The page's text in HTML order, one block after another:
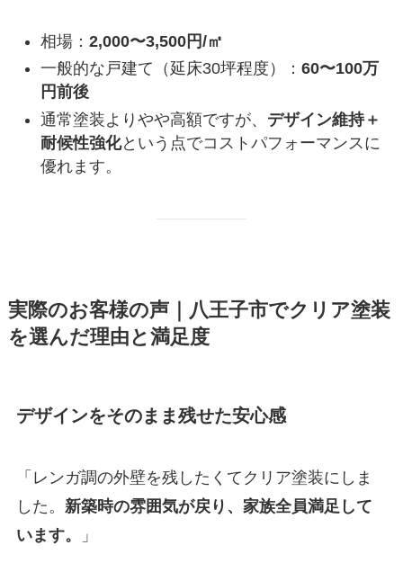
相場： 2,000〜3,500円/㎡
一般的な戸建て（延床30坪程度）： 60〜100万
円前後
通常塗装よりやや高額ですが、 デザイン維持＋
耐候性強化という点でコストパフォーマンスに
優れます。
実際のお客様の声｜八王子市でクリア塗装
を選んだ理由と満足度
デザインをそのまま残せた安心感
「レンガ調の外壁を残したくてクリア塗装にしま
した。 新築時の雰囲気が戻り、家族全員満足して
います。
」